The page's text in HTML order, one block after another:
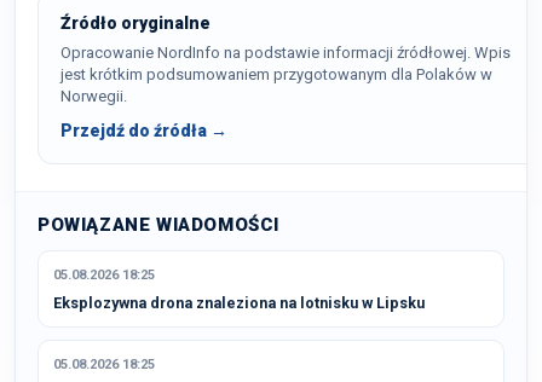
Źródło oryginalne
Opracowanie NordInfo na podstawie informacji źródłowej. Wpis
jest krótkim podsumowaniem przygotowanym dla Polaków w
Norwegii.
Przejdź do źródła →
POWIĄZANE WIADOMOŚCI
05.08.2026 18:25
Eksplozywna drona znaleziona na lotnisku w Lipsku
05.08.2026 18:25